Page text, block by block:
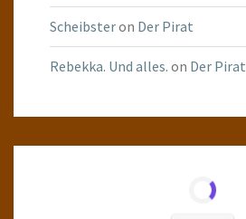
Scheibsteron Der Pirat
Rebekka. Und alles. on Der Pirat